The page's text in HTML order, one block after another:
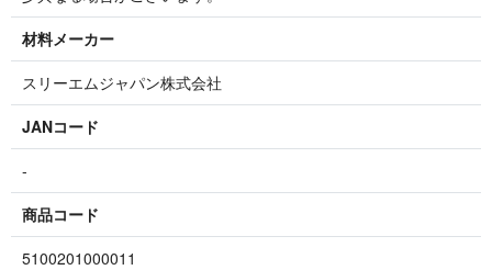
材料メーカー
スリーエムジャパン株式会社
JANコード
-
商品コード
5100201000011